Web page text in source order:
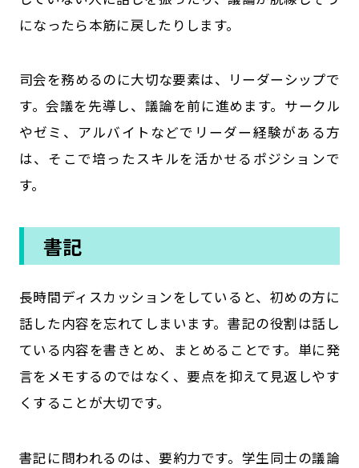
になったら本筋に戻したりします。
司会を務めるのに大切な要素は、リーダーシップで
す。会議を先導し、議論を前に進めます。サークル
やゼミ、アルバイトなどでリーダー経験がある方
は、そこで培ったスキルを活かせるポジションで
す。
書記
長時間ディスカッションをしていると、初めの方に
話した内容を忘れてしまいます。書記の役割は話し
ている内容を書きとめ、まとめることです。単に発
言をメモするのではなく、要点を抑えて見返しやす
くすることが大切です。
書記に問われるのは、要約力です。学生同士の議論